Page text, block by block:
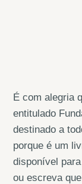
É com alegria
entitulado
destinado a
porque é um
disponível
ou escreva